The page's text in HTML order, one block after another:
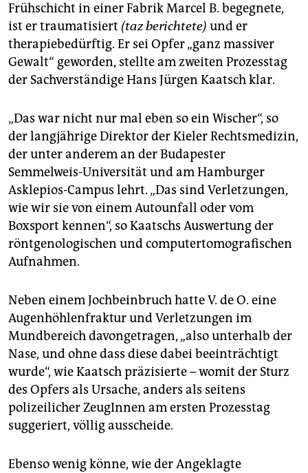
Frühschicht in einer Fabrik Marcel B. begegnete,
ist er traumatisiert (taz berichtete) und er
therapiebedürftig. Er sei Opfer „ganz massiver
Gewalt“ geworden, stellte am zweiten Prozesstag
der Sachverständige Hans Jürgen Kaatsch klar.
„Das war nicht nur mal eben so ein Wischer“, so
der langjährige Direktor der Kieler Rechtsmedizin,
der unter anderem an der Budapester
Semmelweis-Universität und am Hamburger
Asklepios-Campus lehrt. „Das sind Verletzungen,
wie wir sie von einem Autounfall oder vom
Boxsport kennen“, so Kaatschs Auswertung der
röntgenologischen und computertomografischen
Aufnahmen.
Neben einem Jochbeinbruch hatte V. de O. eine
Augenhöhlenfraktur und Verletzungen im
Mundbereich davongetragen, „also unterhalb der
Nase, und ohne dass diese dabei beeinträchtigt
wurde“, wie Kaatsch präzisierte – womit der Sturz
des Opfers als Ursache, anders als seitens
polizeilicher ZeugInnen am ersten Prozesstag
suggeriert, völlig ausscheide.
Ebenso wenig könne, wie der Angeklagte